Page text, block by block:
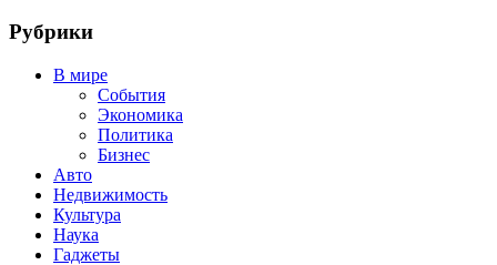
Рубрики
В мире
События
Экономика
Политика
Бизнес
Авто
Недвижимость
Культура
Наука
Гаджеты